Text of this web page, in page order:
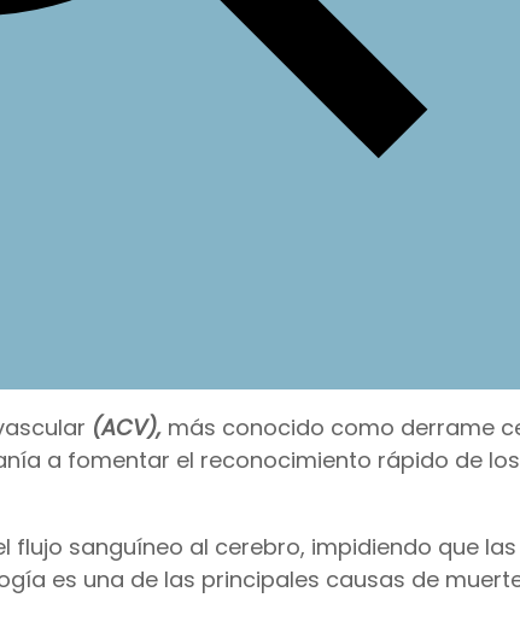
(ACV), más conocido como derrame
a fomentar el reconocimiento rápido de
flujo sanguíneo al cerebro, impidiendo que
es una de las principales causas de